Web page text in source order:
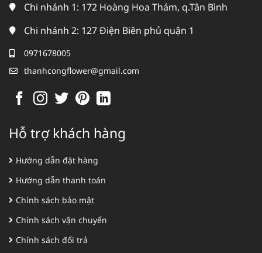
Chi nhánh 1: 172 Hoàng Hoa Thám, q.Tân Bình
Chi nhánh 2: 127 Điện Biên phủ quận 1
0971678005
thanhcongflower@gmail.com
Hỗ trợ khách hàng
Hướng dẫn đặt hàng
Hướng dẫn thanh toán
Chính sách bảo mật
Chính sách vận chuyển
Chính sách đổi trả